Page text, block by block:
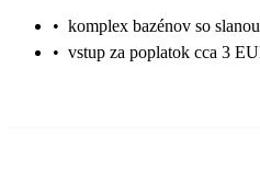
• komplex bazénov so
• vstup za poplatok cca 3